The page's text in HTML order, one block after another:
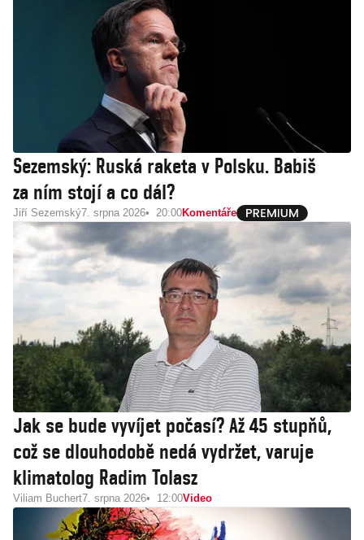
Sezemský: Ruská raketa v Polsku. Babiš
za ním stojí a co dál?
Jiří Sezemský7. srpna 2026 20:00Komentáře
Jak se bude vyvíjet počasí? Až 45 stupňů,
což se dlouhodobě nedá vydržet, varuje
klimatolog Radim Tolasz
Viliam Buchert7. srpna 2026 12:00Video